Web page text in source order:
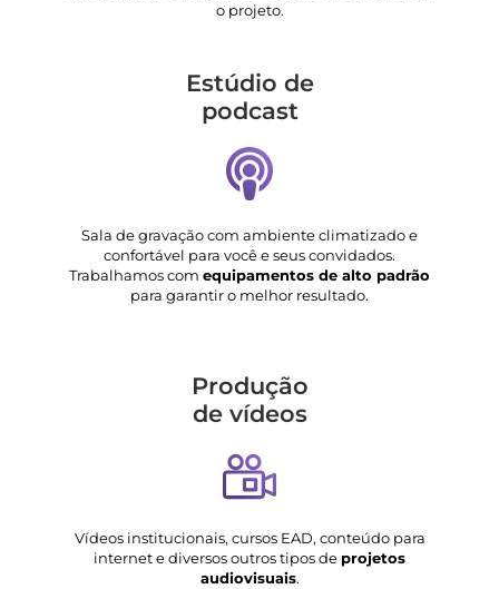
o projeto.
Estúdio de
podcast
Sala de gravação com ambiente climatizado e
confortável para você e seus convidados.
Trabalhamos com equipamentos de alto padrão
para garantir o melhor resultado.
Produção
de vídeos
Vídeos institucionais, cursos EAD, conteúdo para
internet e diversos outros tipos de projetos
audiovisuais.